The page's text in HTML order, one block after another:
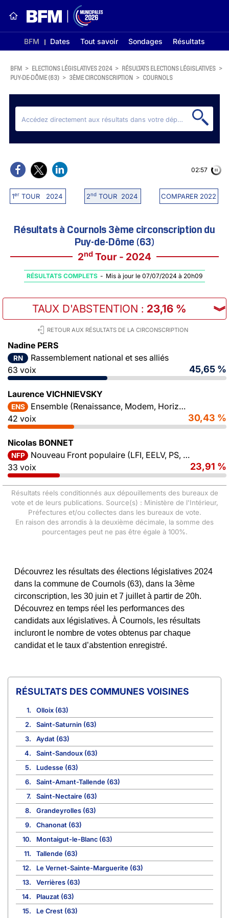
BFM Dates Tout savoir Sondages Résultats
BFM > ELECTIONS LÉGISLATIVES 2024 > RÉSULTATS ELECTIONS LÉGISLATIVES >
PUY-DE-DÔME (63) > 3ÈME CIRCONSCRIPTION > COURNOLS
1erTOUR 2024 2ndTOUR 2024 COMPARER 2022
02:56
Résultats à Cournols 3ème circonscription du
Puy-de-Dôme (63)
2nd Tour - 2024
RÉSULTATS COMPLETS - Mis à jour le 07/07/2024 à 20h09
TAUX D'ABSTENTION : 23,16 % ︾
RETOUR AUX RÉSULTATS DE LA CIRCONSCRIPTION
Nadine PERS
RN
Rassemblement national et ses alliés
63 voix
45,65 %
Laurence VICHNIEVSKY
ENS
Ensemble (Renaissance, Modem, Horizons)
42 voix
30,43 %
Nicolas BONNET
NFP
Nouveau Front populaire (LFI, EELV, PS, PCF)
33 voix
23,91 %
Résultats réels conditionnés aux dépouillements des bureaux de
vote et de leurs publications. Source(s) : Ministère de l'Intérieur,
Préfectures et/ou collectes dans les bureaux de vote.
En raison des arrondis à la deuxième décimale, la somme des
pourcentages peut ne pas être égale à 100%.
Découvrez les résultats des élections législatives 2024
dans la commune de Cournols (63), dans la 3ème
circonscription, les 30 juin et 7 juillet à partir de 20h.
Découvrez en temps réel les performances des
candidats aux législatives. À Cournols, les résultats
incluront le nombre de votes obtenus par chaque
candidat et le taux d’abstention enregistré.
COMMUNES VOISINES
1.
Olloix (63)
2.
Saint-Saturnin (63)
3.
Aydat (63)
4.
Saint-Sandoux (63)
5.
Ludesse (63)
6.
Saint-Amant-Tallende (63)
7.
Saint-Nectaire (63)
8.
Grandeyrolles (63)
9.
Chanonat (63)
10.
Montaigut-le-Blanc (63)
11.
Tallende (63)
12.
Le Vernet-Sainte-Marguerite (63)
13.
Verrières (63)
14.
Plauzat (63)
15.
Le Crest (63)